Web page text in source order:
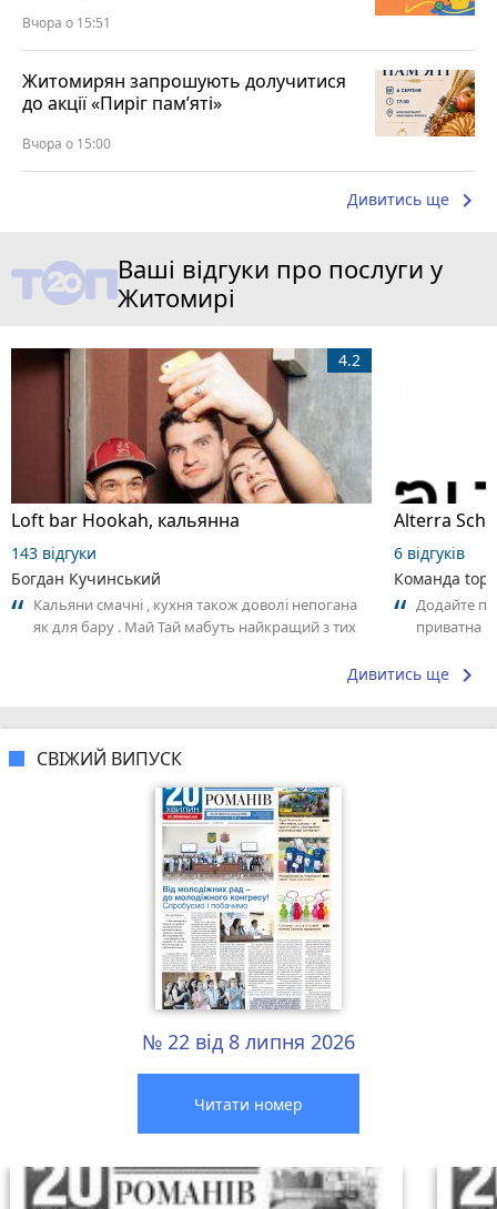
Вчора о 15:51
Житомирян запрошують долучитися
до акції «Пиріг пам’яті»
Вчора о 15:00
Дивитись ще keyboard_arrow_right
Ваші відгуки про послуги у
Житомирі
Loft bar Hookah, кальянна
4.2
143 відгуки
Богдан Кучинський
Кальяни смачні , кухня також доволі непогана
як для бару . Май Тай мабуть найкращий з тих
6 відгуків
Команда
Додайте
приватна
Дивитись ще keyboard_arrow_right
СВІЖИЙ ВИПУСК
№ 22 від 8 липня 2026
Читати номер